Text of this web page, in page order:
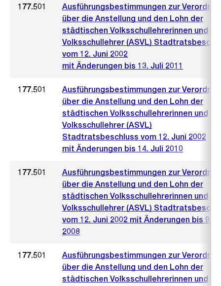
177.501
Ausführungsbestimmungen zur
über die Anstellung und den Lohn der
städtischen Volksschullehrerinnen und
Volksschullehrer (ASVL)
vom 12. Juni 2002
mit Änderungen bis 13. Juli 2011
177.501
Ausführungsbestimmungen zur
über die Anstellung und den Lohn der
städtischen Volksschullehrerinnen und
Volksschullehrer (ASVL)
Stadtratsbeschluss vom 12. Juni 2002
mit Änderungen bis 14. Juli 2010
177.501
Ausführungsbestimmungen zur
über die Anstellung und den Lohn der
städtischen Volksschullehrerinnen und
Volksschullehrer (ASVL)
vom 12. Juni 2002 mit Änderungen bis 9.
2008
177.501
Ausführungsbestimmungen zur
über die Anstellung und den Lohn der
städtischen Volksschullehrerinnen und